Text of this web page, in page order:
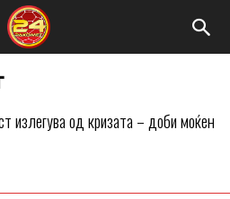
излегува од кризата – доби моќен